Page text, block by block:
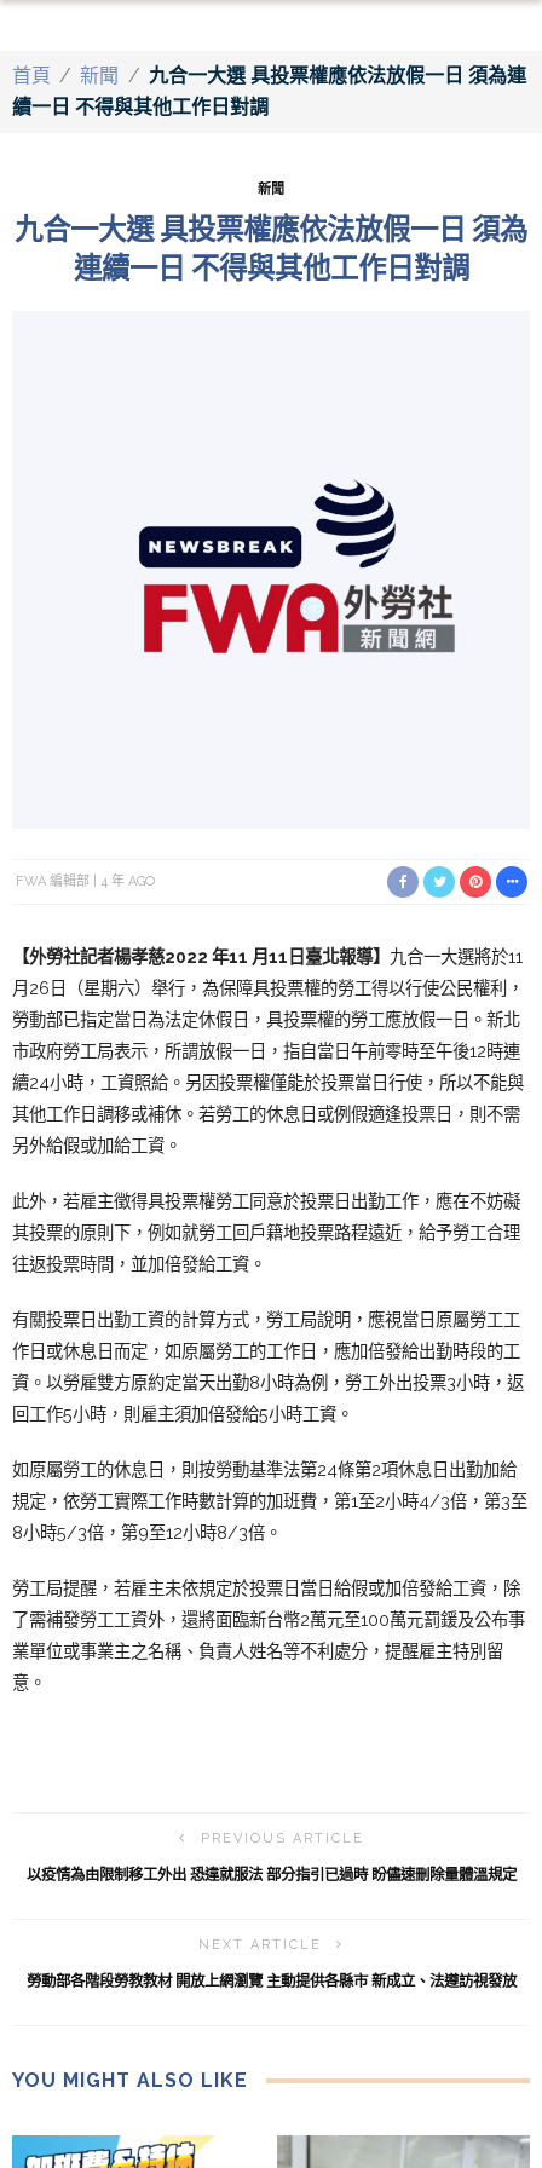
首頁 / 新聞 / 九合一大選 具投票權應依法放假一日 須為連
續一日 不得與其他工作日對調
新聞
九合一大選 具投票權應依法放假一日 須為
連續一日 不得與其他工作日對調
FWA 編輯部 4 年 AGO
【外勞社記者楊孝慈2022 年11 月11日臺北報導】 九合一大選將於11
月26日（星期六）舉行，為保障具投票權的勞工得以行使公民權利，
勞動部已指定當日為法定休假日，具投票權的勞工應放假一日。新北
市政府勞工局表示，所謂放假一日，指自當日午前零時至午後12時連
續24小時，工資照給。另因投票權僅能於投票當日行使，所以不能與
其他工作日調移或補休。若勞工的休息日或例假適逢投票日，則不需
另外給假或加給工資。
此外，若雇主徵得具投票權勞工同意於投票日出勤工作，應在不妨礙
其投票的原則下，例如就勞工回戶籍地投票路程遠近，給予勞工合理
往返投票時間，並加倍發給工資。
有關投票日出勤工資的計算方式，勞工局說明，應視當日原屬勞工工
作日或休息日而定，如原屬勞工的工作日，應加倍發給出勤時段的工
資。以勞雇雙方原約定當天出勤8小時為例，勞工外出投票3小時，返
回工作5小時，則雇主須加倍發給5小時工資。
如原屬勞工的休息日，則按勞動基準法第24條第2項休息日出勤加給
規定，依勞工實際工作時數計算的加班費，第1至2小時4/3倍，第3至
8小時5/3倍，第9至12小時8/3倍。
勞工局提醒，若雇主未依規定於投票日當日給假或加倍發給工資，除
了需補發勞工工資外，還將面臨新台幣2萬元至100萬元罰鍰及公布事
業單位或事業主之名稱、負責人姓名等不利處分，提醒雇主特別留
意。
PREVIOUS ARTICLE
以疫情為由限制移工外出 恐違就服法 部分指引已過時 盼儘速刪除量體溫規定
NEXT ARTICLE
勞動部各階段勞教教材 開放上網瀏覽 主動提供各縣市 新成立、法遵訪視發放
YOU MIGHT ALSO LIKE